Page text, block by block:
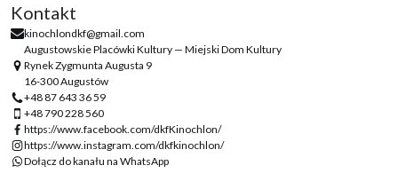
Kontakt
kinochlondkf@gmail.com
Augustowskie Placówki Kultury — Miejski Dom Kultury
Rynek Zygmunta Augusta 9
16-300 Augustów
+48 87 643 36 59
+48 790 228 560
https://www.facebook.com/dkfKinochlon/
https://www.instagram.com/dkfkinochlon/
Dołącz do kanału na WhatsApp